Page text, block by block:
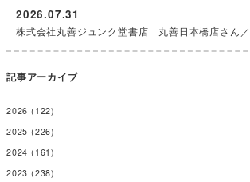
株式会社丸善ジュンク堂書店 丸善日本橋店さん
2026.07.31
記事アーカイブ
2026 (122)
2025 (226)
2024 (161)
2023 (238)